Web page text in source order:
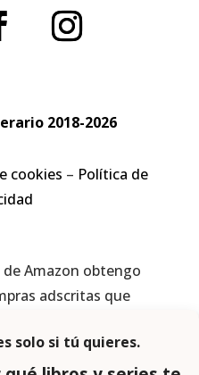
2018-2026
cookies – Política de
Amazon obtengo
adscritas que